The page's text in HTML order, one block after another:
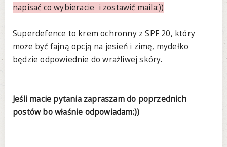
napisać co wybieracie i zostawić maila:))
Superdefence to krem ochronny z SPF 20, który
może być fajną opcją na jesień i zimę, mydełko
będzie odpowiednie do wrażliwej skóry.
Jeśli macie pytania zapraszam do poprzednich
postów bo właśnie odpowiadam:))